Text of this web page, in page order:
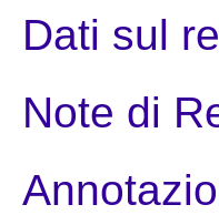
Dati sul
Note di